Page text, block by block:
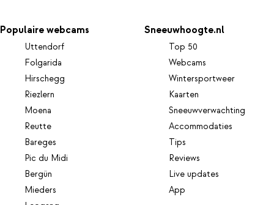
Populaire webcams
Uttendorf
Folgarida
Hirschegg
Riezlern
Moena
Reutte
Bareges
Pic du Midi
Bergün
Mieders
Sneeuwhoogte.nl
Top 50
Webcams
Wintersportweer
Kaarten
Sneeuwverwachting
Accommodaties
Tips
Reviews
Live updates
App